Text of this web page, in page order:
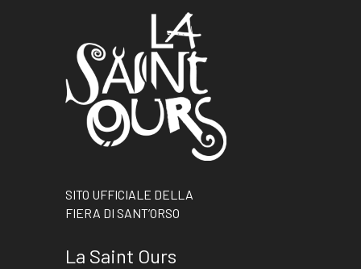
SITO UFFICIALE DELLA
FIERA DI SANT’ORSO
La Saint Ours